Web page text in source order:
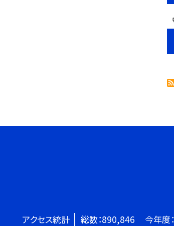
アクセス統計 総数：890,846 今年度：